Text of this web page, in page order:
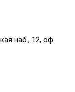
наб., 12, оф.